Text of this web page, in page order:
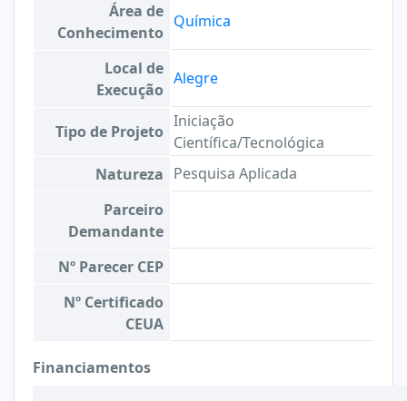
Área de
Conhecimento
Química
Local de
Execução
Alegre
Tipo de Projeto
Iniciação
Científica/Tecnológica
Natureza Pesquisa Aplicada
Parceiro
Demandante
Nº Parecer CEP
Nº Certificado
CEUA
Financiamentos